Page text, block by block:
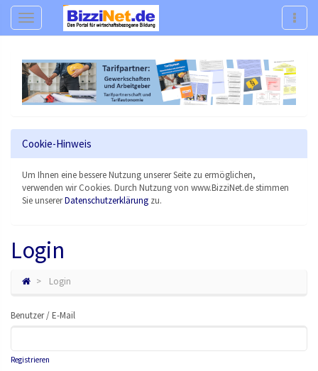
Navigation
Cookie-Hinweis
Um Ihnen eine bessere Nutzung unserer Seite zu ermöglichen,
verwenden wir Cookies. Durch Nutzung von www.BizziNet.de stimmen
Sie unsererDatenschutzerklärung zu.
Login
Login
Benutzer / E-Mail
Registrieren